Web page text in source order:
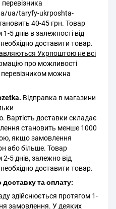
ua/taryfy-ukrposhta-
40-45 грн. Товар
5 днів в залежності від
доставити товар.
Укрпоштою не всі
про можливості
можна
Відправка в магазини
Вартість доставки складає
становить менше 1000
якщо замовлення
або більше. Товар
5 днів, залежно від
доставити товар.
та оплату:
здійснюється протягом 1-
замовлення. У деяких